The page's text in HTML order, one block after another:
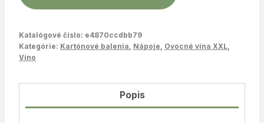
Katalógové číslo: e4870ccdbb79
Kategórie: Kartónové balenia Nápoje Ovocné vína XXL
Víno
Popis